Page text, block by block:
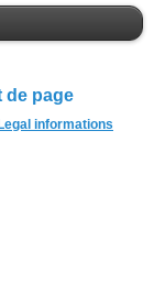
de page
informations